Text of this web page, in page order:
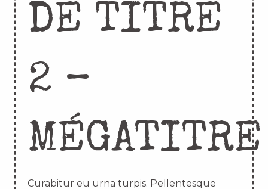
DE TITRE
2 –
MÉGATITRE
Curabitur eu urna turpis. Pellentesque